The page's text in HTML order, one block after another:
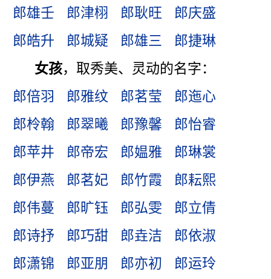
郎雄壬
郎津栩 郎耿旺
郎庆盛
郎皓升
郎城疑 郎雄三
郎捷琳
女孩，取秀美、灵动的名字：
郎倍羽
郎雅纹 郎茗莹
郎迤心
郎柃翰
郎翠曦 郎豫馨
郎怡睿
郎苹井
郎帝宏 郎媪雅
郎琳裳
郎伊燕
郎茗妃 郎竹霞
郎耘熙
郎伟蔓
郎旷钰 郎弘雯
郎立倩
郎诗抒
郎巧甜 郎垚洁
郎依淑
郎潇锦
郎亚朋 郎亦初
郎运玲